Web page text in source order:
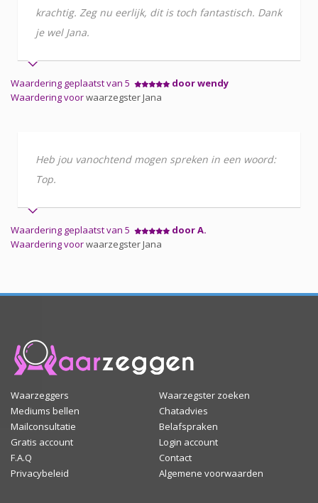
krachtig. Zeg nu eerlijk, dit is toch fantastisch. Dank
je wel Jana.
Waardering geplaatst van 5
door wendy
Waardering voorwaarzegster Jana
Heb jou vanochtend mogen spreken in een woord:
Top.
Waardering geplaatst van 5
door A.
Waardering voorwaarzegster Jana
Waarzeggers
Waarzegster zoeken
Mediums bellen
Chatadvies
Mailconsultatie
Belafspraken
Gratis account
Login account
F.A.Q
Contact
Privacybeleid
Algemene voorwaarden